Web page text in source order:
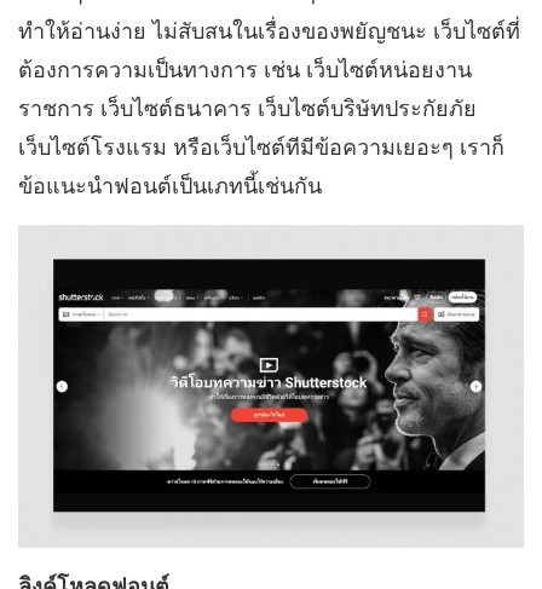
ทำให้อ่านง่าย ไม่สับสนในเรื่องของพยัญชนะ เว็บไซต์ที่
ต้องการความเป็นทางการ เช่น เว็บไซต์หน่อยงาน
ราชการ เว็บไซต์ธนาคาร เว็บไซต์บริษัทประกัยภัย
เว็บไซต์โรงแรม หรือเว็บไซต์ทีมีข้อความเยอะๆ เราก็
ข้อแนะนำฟอนต์เป็นเภทนี้เช่นกัน